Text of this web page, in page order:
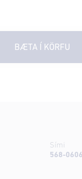
BÆTA Í KÖRFU
Sími
568-0606